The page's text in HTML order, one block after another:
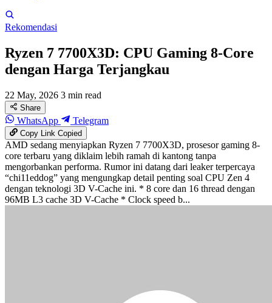
Rekomendasi
Ryzen 7 7700X3D: CPU Gaming 8-Core
dengan Harga Terjangkau
22 May, 2026 3 min read
Share
WhatsApp Telegram
Copy LinkCopied
AMD sedang menyiapkan Ryzen 7 7700X3D, prosesor gaming 8-
core terbaru yang diklaim lebih ramah di kantong tanpa
mengorbankan performa. Rumor ini datang dari leaker terpercaya
“chi11eddog” yang mengungkap detail penting soal CPU Zen 4
dengan teknologi 3D V-Cache ini. * 8 core dan 16 thread dengan
96MB L3 cache 3D V-Cache * Clock speed b...